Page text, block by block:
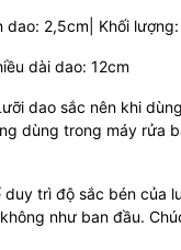
dao: 2,5cm| Khối lượng:
dài dao: 12cm
dao sắc nên khi
dùng trong máy rửa
trì độ sắc bén của
như ban đầu.